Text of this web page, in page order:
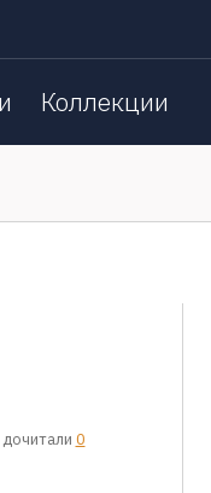
Коллекции
0